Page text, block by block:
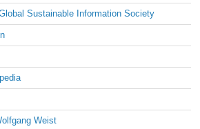
Sustainable Information Society
Weist